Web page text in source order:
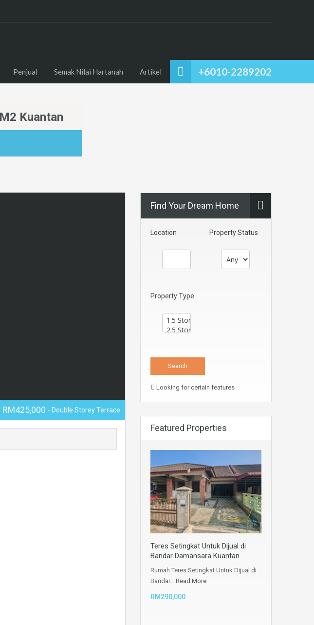
+6010-2289202
Penjual Semak Nilai Hartanah Artikel
Kuantan
RM425,000 - Double Storey Terrace
Find Your Dream Home
Location Property Status
Property Type
Looking for certain features
Featured Properties
Teres Setingkat Untuk Dijual di
Bandar Damansara Kuantan
Rumah Teres Setingkat Untuk Dijual di
Bandar… Read More
RM290,000